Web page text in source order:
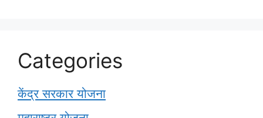
Categories
केंद्र सरकार योजना